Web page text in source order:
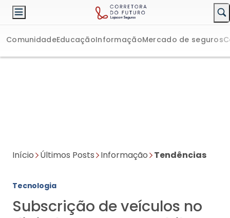
ComunidadeEducaçãoInformaçãoMercado de seguros
digital: como IA e mobile-
setor
Como a Inteligência Artificial e a abordagem mobile-first